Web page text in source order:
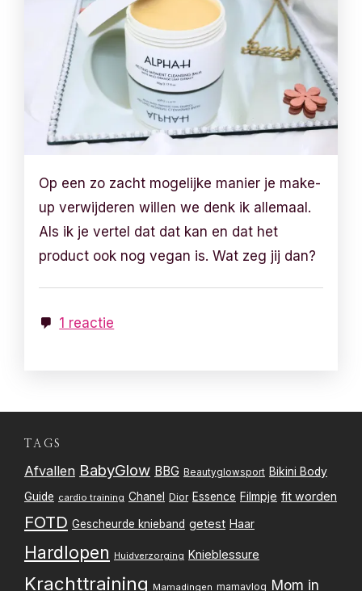
Op een zo zacht mogelijke manier je make-
up verwijderen willen we denk ik allemaal.
Als ik je vertel dat dat kan en dat het
product ook nog vegan is. Wat zeg jij dan?
1 reactie
TAGS
Afvallen BabyGlow BBG Beautyglowsport Bikini Body
Guide cardio training Chanel Dior Essence Filmpje fit worden
FOTD Gescheurde knieband getest Haar
Hardlopen Huidverzorging Knieblessure
Krachttraining Mamadingen mamavlog Mom in